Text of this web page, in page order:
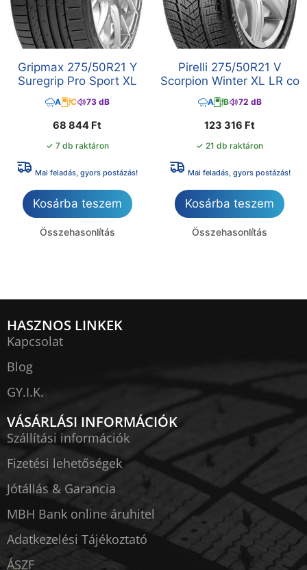
Gripmax 275/50R21 Y
Suregrip Pro Sport XL
A C 73 dB
68 844 Ft
✓ 7 db raktáron
Mai feladás, gyors postázás!
Kosárba teszem
Összehasonlítás
Pirelli 275/50R21 V
Scorpion Winter XL LR co
A B 72 dB
123 316 Ft
✓ 21 db raktáron
Mai feladás, gyors postázás!
Kosárba teszem
Összehasonlítás
HASZNOS LINKEK
Kapcsolat
Blog
GY.I.K.
VÁSÁRLÁSI INFORMÁCIÓK
Szállítási információk
Fizetési lehetőségek
Jótállás & Garancia
MBH Bank online áruhitel
Adatkezelési Tájékoztató
ÁSZF